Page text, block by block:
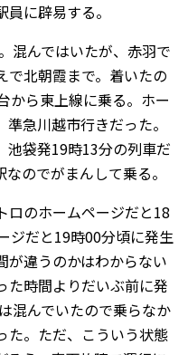
に辟易する。
混んではいたが、赤羽で
で北朝霞まで。着いたの
から東上線に乗る。ホー
急川越市行きだった。
池袋発19時13分の列車だ
のでがまんして乗る。
ロのホームページだと18
ジだと19時00分頃に発生
が違うのかはわからない
た時間よりだいぶ前に発
混んでいたので乗らなか
た。ただ、こういう状態